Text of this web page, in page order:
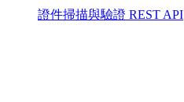
證件掃描與驗證 REST API